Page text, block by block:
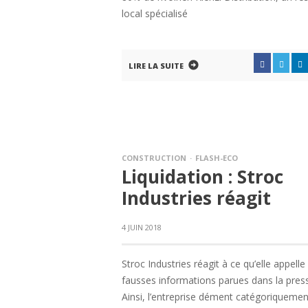
local spécialisé
LIRE LA SUITE
CONSTRUCTION FLASH-ECO
Liquidation : Stroc
Industries réagit
4 JUIN 2018
Stroc Industries réagit à ce qu’elle appelle
fausses informations parues dans la
Ainsi, l’entreprise dément